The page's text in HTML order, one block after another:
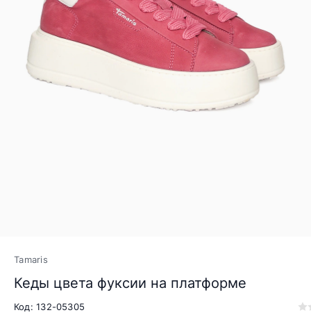
Tamaris
Кеды цвета фуксии на платформе
Код: 132-05305